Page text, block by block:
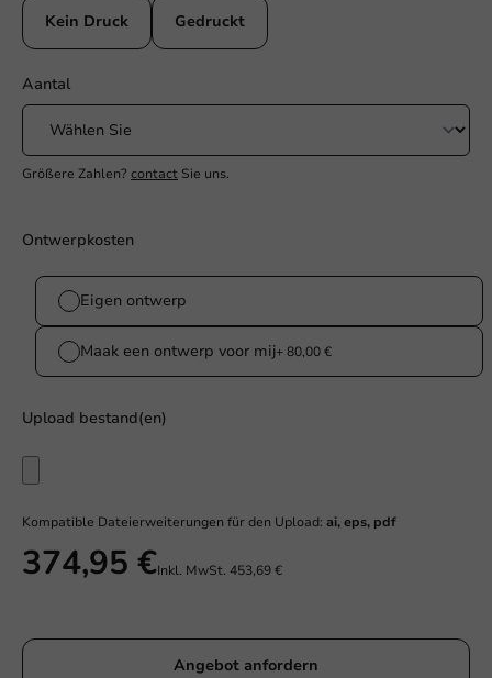
Kein Druck Gedruckt
Aantal
Größere Zahlen? contact Sie uns.
Ontwerpkosten
Eigen ontwerp
Maak een ontwerp voor mij+ 80,00 €
Upload bestand(en)
Kompatible Dateierweiterungen für den Upload: ai, eps, pdf
374,95 €Inkl. MwSt. 453,69 €
Angebot anfordern